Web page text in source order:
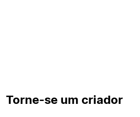
Torne-se um criador